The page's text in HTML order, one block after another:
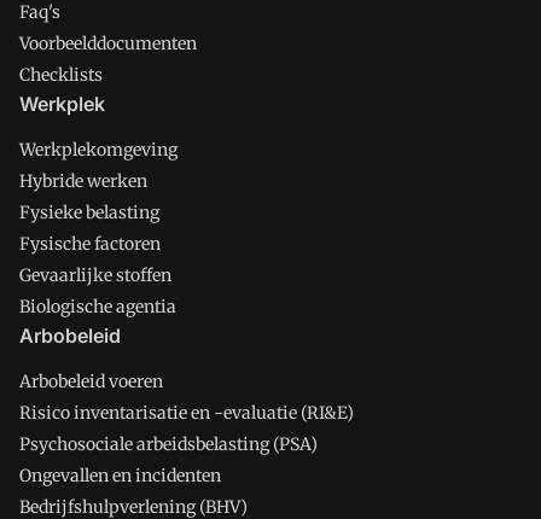
Faq's
Voorbeelddocumenten
Checklists
Werkplek
Werkplekomgeving
Hybride werken
Fysieke belasting
Fysische factoren
Gevaarlijke stoffen
Biologische agentia
Arbobeleid
Arbobeleid voeren
Risico inventarisatie en -evaluatie (RI&E)
Psychosociale arbeidsbelasting (PSA)
Ongevallen en incidenten
Bedrijfshulpverlening (BHV)